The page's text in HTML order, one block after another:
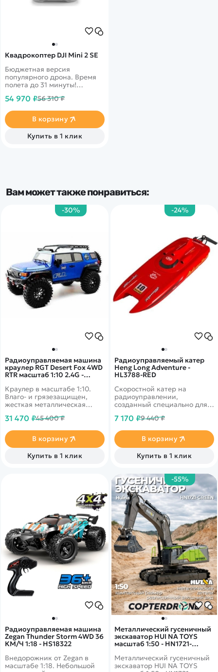
Квадрокоптер DJI Mini 2 SE
Бюджетная версия
популярного дрона. Время
полета до 31 минуты!
камера, передача видео до
зум. Сопротивление ветру
до 38 км/ч (11 м/с)
54 970 ₽56 310 ₽
В корзину
Купить в 1 клик
Вам может также понравиться:
-24%
Радиоуправляемый катер
Heng Long Adventure -
HL3788-RED
Скоростной катер на
радиоуправлении,
созданный специально для
качественый коллекторный
развивать скорость до 30 км
в час. Лодка выполнена в
ярких цветах, что позволит
Вам видеть ее расстоянии до
7 170 ₽9 440 ₽
В корзину
Купить в 1 клик
-30%
Радиоуправляемая машина
краулер RGT Desert Fox 4WD
RTR масштаб 1:10 2.4G -
Краулер в масштабе 1:10.
Влаго- и грязезащищен,
жесткая металлическая
попадания воды и песка.
Подходит для эксплуатации
в сложных условиях. Кузов
синего цвета.
31 470 ₽45 400 ₽
В корзину
Купить в 1 клик
Радиоуправляемая машина
Zegan Thunder Storm 4WD 36
КМ/Ч 1:18 - HS18322
Внедорожник от Zegan в
масштабе 1:18. Небольшой
-55%
Металлический гусеничный
экскаватор HUI NA TOYS
масштаб 1:50 - HN1721-
Металлический гусеничный
экскаватор HUI NA TOYS